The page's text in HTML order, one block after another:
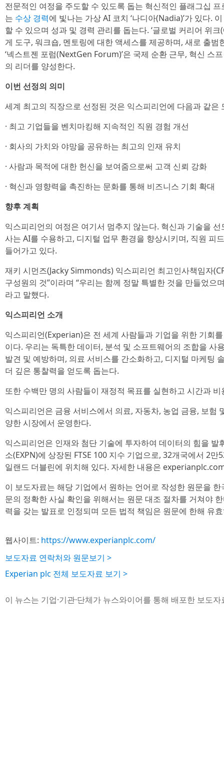
전문적인 여정을 주도할 수 있도록 돕는 혁신적인 플래그십
는 수상 경력에 빛나는 가상 AI 코치 ‘나디아(Nadia)’가 있다.
할 수 있으며 성과 및 경력 관리를 돕는다. ‘글로벌 커리어 위
게 도구, 워크숍, 멘토링에 대한 액세스를 제공하며, 새로 출
‘넥스트젠 포럼(NextGen Forum)’은 국제 순환 근무, 혁신 스
의 리더를 양성한다.
이번 선정의 의미
세계 최고의 직장으로 선정된 것은 익스피리언에 다음과 같은
· 최고 기업들을 벤치마킹해 지속적인 직원 경험 개선
· 회사의 가치와 야망을 공유하는 최고의 인재 유치
· 사람과 목적에 대한 헌신을 보여줌으로써 고객 신뢰 강화
· 혁신과 영향력을 촉진하는 문화를 통해 비즈니스 기회 확대
향후 계획
익스피리언의 여정은 여기서 멈추지 않는다. 혁신과 기술을
사는 AI를 수용하고, 디지털 업무 환경을 향상시키며, 직원 피
들어가고 있다.
재키 시먼즈(Jacky Simmonds) 익스피리언 최고인사책임자
구성원의 것”이라며 “우리는 함께 정말 특별한 것을 만들었으
라고 말했다.
익스피리언 소개
익스피리언(Experian)은 전 세계 사람들과 기업을 위한 기회
이다. 우리는 독특한 데이터, 분석 및 소프트웨어의 조합을 사
발견 및 예방하며, 의료 서비스를 간소화하고, 디지털 마케팅
더 깊은 통찰력을 얻도록 돕는다.
또한 수백만 명의 사람들이 재정적 목표를 실현하고 시간과
익스피리언은 금융 서비스에서 의료, 자동차, 농업 금융, 보험
양한 시장에서 운영한다.
익스피리언은 인재와 첨단 기술에 투자하여 데이터의 힘을
소(EXPN)에 상장된 FTSE 100 지수 기업으로, 32개국에서 2
일랜드 더블린에 위치해 있다. 자세한 내용은
이 보도자료는 해당 기업에서 원하는 언어로 작성한 원문을
문의 정확한 사실 확인을 위해서는 원문 대조 절차를 거쳐야
력을 갖는 발표로 인정되며 모든 법적 책임은 원문에 한해 유
웹사이트: https://www.experianplc.com/
보도자료 연락처와 원문보기 >
Experian plc 전체 보도자료 보기 >
이 뉴스는 기업·기관·단체가 뉴스와이어를 통해 배포한 보도